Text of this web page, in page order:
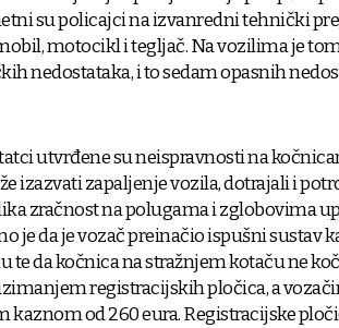
su policajci na izvanredni tehnički
motocikl i tegljač. Na vozilima je
nedostataka, i to sedam opasnih
utvrđene su neispravnosti na
izazvati zapaljenje vozila, dotrajali i
zračnost na polugama i zglobovima
je da je vozač preinačio ispušni sustav
da kočnica na stražnjem kotaču ne
registracijskih pločica, a
kaznom od 260 eura. Registracijske